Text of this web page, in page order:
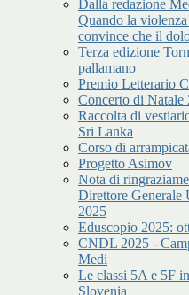
Dalla redazione
Quando la
convince che il
Terza edizione
pallamano
Premio Letterario
Concerto di Natale
Raccolta di
Sri Lanka
Corso di
Progetto Asimov
Nota di
Direttore Generale
2025
Eduscopio 2025:
CNDL 2025 -
Medi
Le classi 5A e 5F
Slovenia